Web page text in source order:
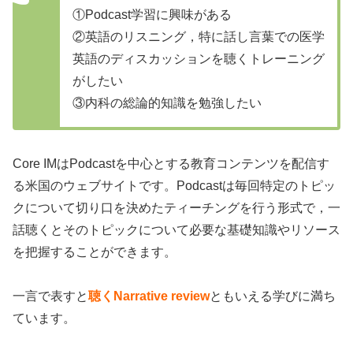
①Podcast学習に興味がある
②英語のリスニング，特に話し言葉での医学
英語のディスカッションを聴くトレーニング
がしたい
③内科の総論的知識を勉強したい
Core IMはPodcastを中心とする教育コンテンツを配信す
る米国のウェブサイトです。Podcastは毎回特定のトピッ
クについて切り口を決めたティーチングを行う形式で，一
話聴くとそのトピックについて必要な基礎知識やリソース
を把握することができます。
一言で表すと聴くNarrative reviewともいえる学びに満ち
ています。